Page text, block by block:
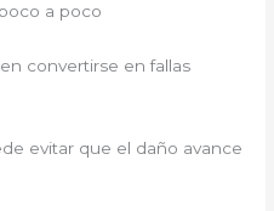
a poco
convertirse en fallas
evitar que el daño avance